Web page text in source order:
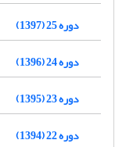
دوره 25 (1397)
دوره 24 (1396)
دوره 23 (1395)
دوره 22 (1394)